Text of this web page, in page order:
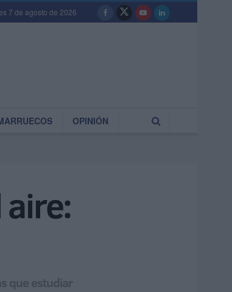
7 de agosto de 2026
OPINIÓN
que estudiar